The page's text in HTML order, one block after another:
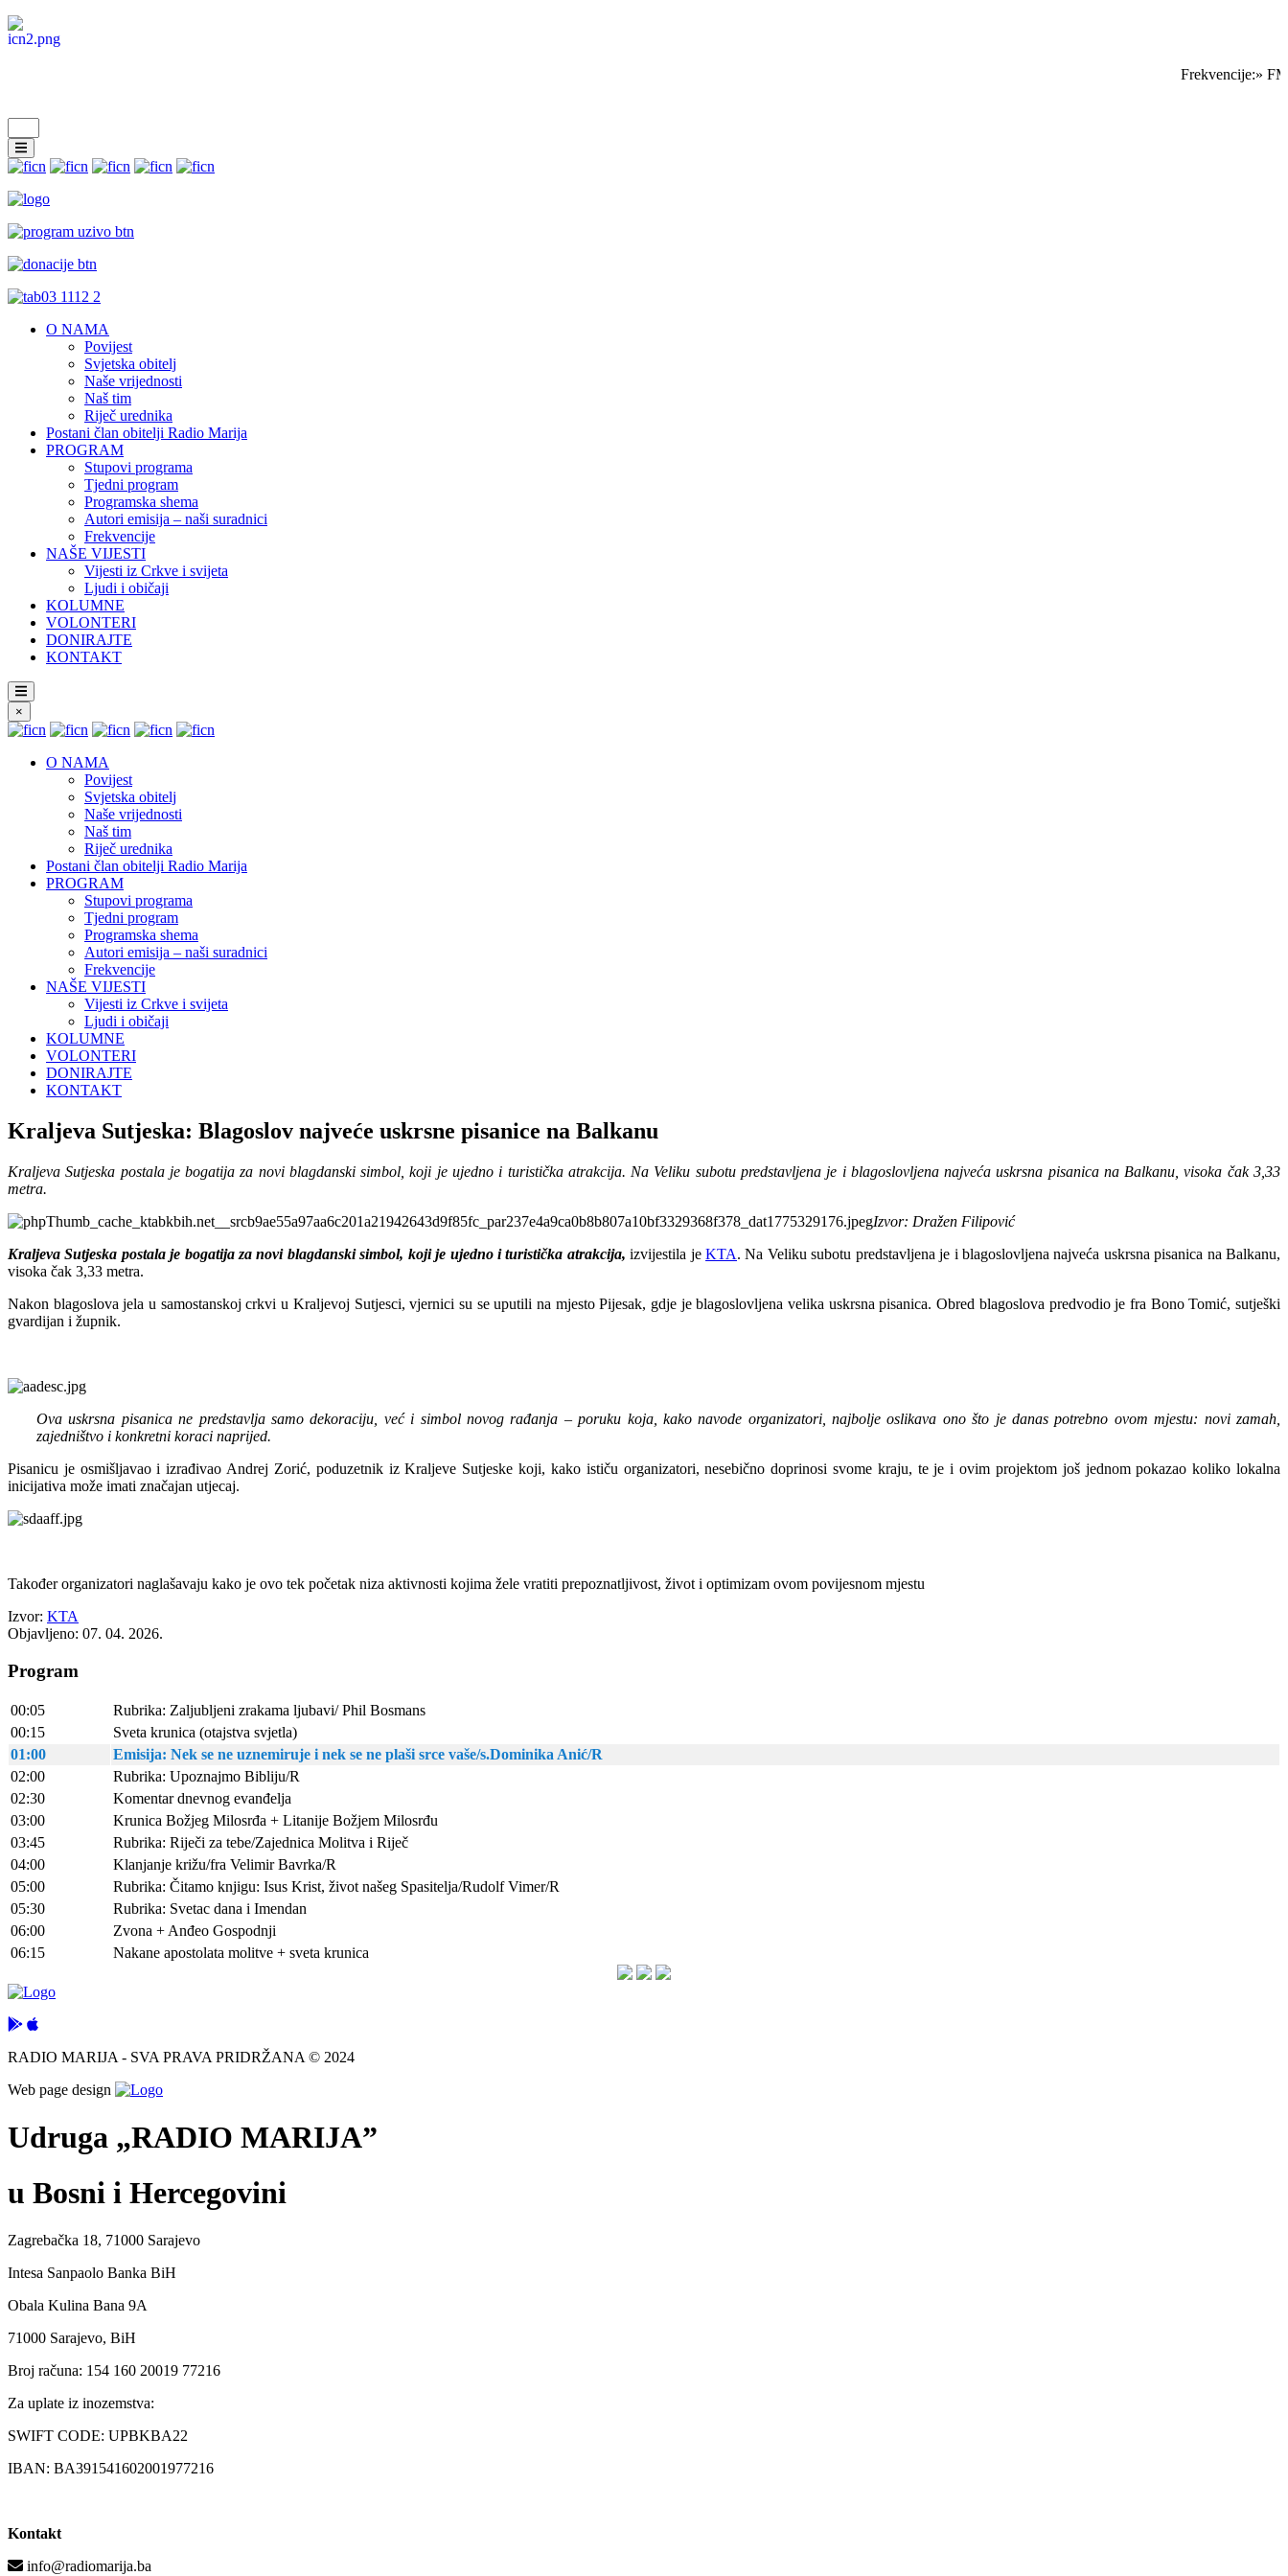
Frekvencije:»
O NAMA
Povijest
Svjetska obitelj
Naše vrijednosti
Naš tim
Riječ urednika
Postani član obitelji Radio Marija
PROGRAM
Stupovi programa
Tjedni program
Programska shema
Autori emisija – naši suradnici
Frekvencije
NAŠE VIJESTI
Vijesti iz Crkve i svijeta
Ljudi i običaji
KOLUMNE
VOLONTERI
DONIRAJTE
KONTAKT
×
O NAMA
Povijest
Svjetska obitelj
Naše vrijednosti
Naš tim
Riječ urednika
Postani član obitelji Radio Marija
PROGRAM
Stupovi programa
Tjedni program
Programska shema
Autori emisija – naši suradnici
Frekvencije
NAŠE VIJESTI
Vijesti iz Crkve i svijeta
Ljudi i običaji
KOLUMNE
VOLONTERI
DONIRAJTE
KONTAKT
Kraljeva Sutjeska: Blagoslov najveće uskrsne pisanice na Balkanu
Kraljeva Sutjeska postala je bogatija za novi blagdanski simbol, koji je ujedno i turistička atrakcija. Na Veliku subotu predstavljena je i blagoslovljena najveća uskrsna pisanica na Balkanu, visoka čak 3,33
metra.
Izvor: Dražen Filipović
Kraljeva Sutjeska postala je bogatija za novi blagdanski simbol, koji je ujedno i turistička atrakcija, izvijestila jeKTA. Na Veliku subotu predstavljena je i blagoslovljena najveća uskrsna pisanica na Balkanu,
visoka čak 3,33 metra.
Nakon blagoslova jela u samostanskoj crkvi u Kraljevoj Sutjesci, vjernici su se uputili na mjesto Pijesak, gdje je blagoslovljena velika uskrsna pisanica. Obred blagoslova predvodio je fra Bono Tomić, sutješki
gvardijan i župnik.
Ova uskrsna pisanica ne predstavlja samo dekoraciju, već i simbol novog rađanja – poruku koja, kako navode organizatori, najbolje oslikava ono što je danas potrebno ovom mjestu: novi zamah,
zajedništvo i konkretni koraci naprijed.
Pisanicu je osmišljavao i izrađivao Andrej Zorić, poduzetnik iz Kraljeve Sutjeske koji, kako ističu organizatori, nesebično doprinosi svome kraju, te je i ovim projektom još jednom pokazao koliko lokalna
inicijativa može imati značajan utjecaj.
Također organizatori naglašavaju kako je ovo tek početak niza aktivnosti kojima žele vratiti prepoznatljivost, život i optimizam ovom povijesnom mjestu
Izvor: KTA
Objavljeno: 07. 04. 2026.
Program
00:05
Rubrika: Zaljubljeni zrakama ljubavi/ Phil Bosmans
00:15
Sveta krunica (otajstva svjetla)
01:00
Emisija: Nek se ne uznemiruje i nek se ne plaši srce vaše/s.Dominika Anić/R
02:00
Rubrika: Upoznajmo Bibliju/R
02:30
Komentar dnevnog evanđelja
03:00
Krunica Božjeg Milosrđa + Litanije Božjem Milosrđu
03:45
Rubrika: Riječi za tebe/Zajednica Molitva i Riječ
04:00
Klanjanje križu/fra Velimir Bavrka/R
05:00
Rubrika: Čitamo knjigu: Isus Krist, život našeg Spasitelja/Rudolf Vimer/R
05:30
Rubrika: Svetac dana i Imendan
06:00
Zvona + Anđeo Gospodnji
06:15
Nakane apostolata molitve + sveta krunica
RADIO MARIJA - SVA PRAVA PRIDRŽANA © 2024
Web page design
Udruga „RADIO MARIJA”
u Bosni i Hercegovini
Zagrebačka 18, 71000 Sarajevo
Intesa Sanpaolo Banka BiH
Obala Kulina Bana 9A
71000 Sarajevo, BiH
Broj računa: 154 160 20019 77216
Za uplate iz inozemstva:
SWIFT CODE: UPBKBA22
IBAN: BA391541602001977216
Kontakt
info@radiomarija.ba